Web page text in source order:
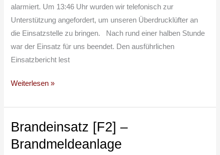
alarmiert. Um 13:46 Uhr wurden wir telefonisch zur
Unterstützung angefordert, um unseren Überdrucklüfter an
die Einsatzstelle zu bringen. Nach rund einer halben Stunde
war der Einsatz für uns beendet. Den ausführlichen
Einsatzbericht lest
Weiterlesen »
Brandeinsatz [F2] –
Brandmeldeanlage
Brandeinsatz
–